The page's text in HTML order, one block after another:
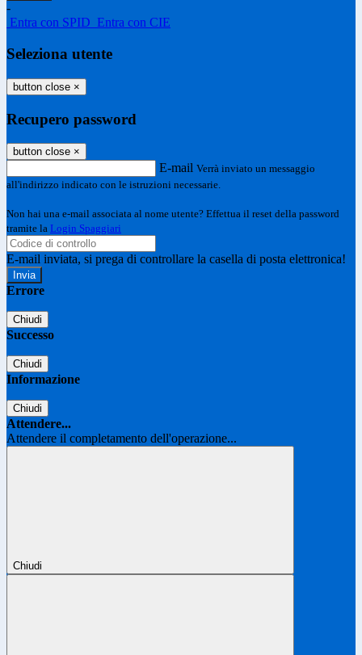
-
Entra con SPID Entra con CIE
Seleziona utente
button close ×
Recupero password
button close ×
E-mail Verrà inviato un messaggio
all'indirizzo indicato con le istruzioni necessarie.
Non hai una e-mail associata al nome utente? Effettua il reset della password
tramite la Login Spaggiari
E-mail inviata, si prega di controllare la casella di posta elettronica!
Errore
Chiudi
Successo
Chiudi
Informazione
Chiudi
Attendere...
Attendere il completamento dell'operazione...
Chiudi